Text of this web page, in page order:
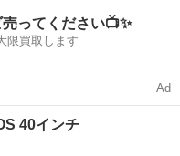
にこられる方
IRIS
ってください📺✨
限買取します
Ad
40インチ